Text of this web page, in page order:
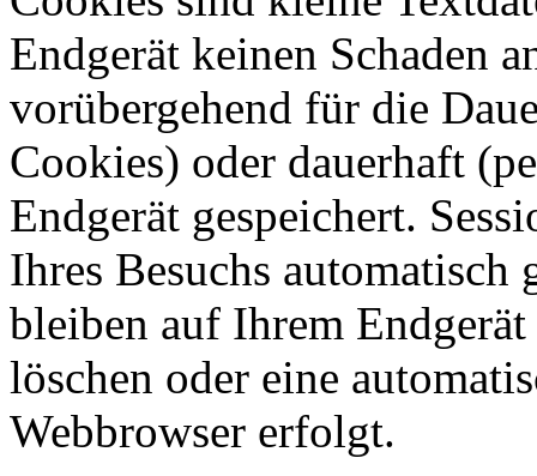
Endgerät keinen Schaden
vorübergehend für die
Cookies) oder dauerhaft
Endgerät gespeichert.
Ihres Besuchs automatisch
bleiben auf Ihrem
löschen oder eine
Webbrowser erfolgt.